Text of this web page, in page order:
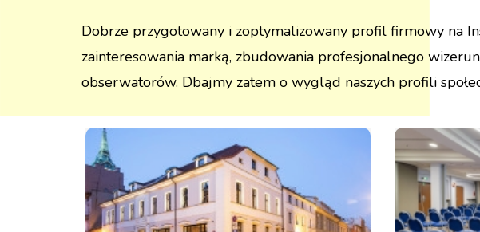
Dobrze przygotowany i zoptymalizowany profil firmowy na
zainteresowania marką, zbudowania profesjonalnego
obserwatorów. Dbajmy zatem o wygląd naszych profili